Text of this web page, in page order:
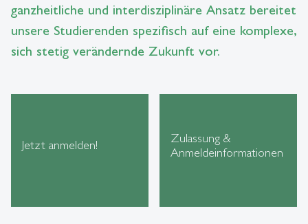
ganzheitliche und interdisziplinäre Ansatz bereitet
unsere Studierenden spezifisch auf eine komplexe,
sich stetig verändernde Zukunft vor.
Jetzt anmelden!
Zulassung &
Anmeldeinformationen